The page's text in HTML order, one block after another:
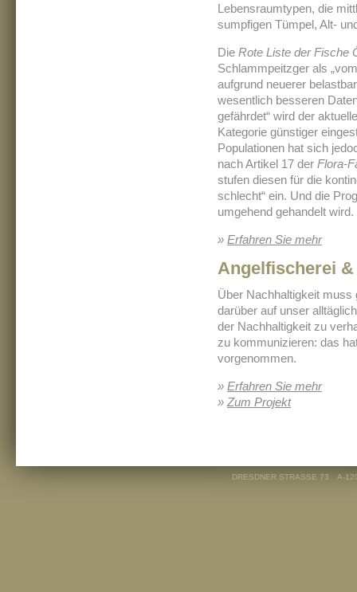
Lebensraumtypen, die
sumpfigen Tümpel, Alt-
Die Rote Liste der Fische
Schlammpeitzger als
aufgrund neuerer
wesentlich besseren
gefährdet“ wird der
Kategorie günstiger
Populationen hat sich
nach Artikel 17 der Flora-
stufen diesen für die
schlecht“ ein. Und die
umgehend gehandelt wird.
» Erfahren Sie mehr
Angelfischerei
Über Nachhaltigkeit
darüber auf unser
der Nachhaltigkeit zu
zu kommunizieren: das
vorgenommen.
» Erfahren Sie mehr
» Zum Projekt
A-
DRESDNER STRASSE 73